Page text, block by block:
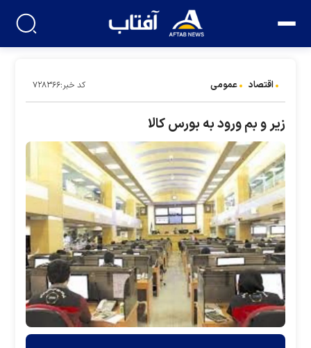
اقتصاد عمومی کد خبر:۷۲۸۳۶۶
زیر و بم ورود به بورس کالا